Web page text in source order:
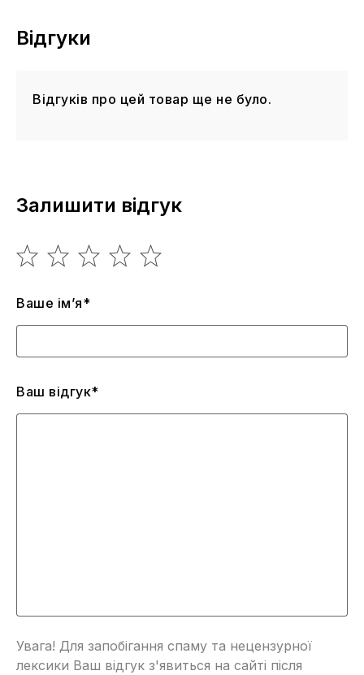
Відгуки
Відгуків про цей товар ще не було.
Залишити відгук
Ваше ім’я*
Ваш відгук*
Увага! Для запобігання спаму та нецензурної
лексики Ваш відгук з'явиться на сайті після